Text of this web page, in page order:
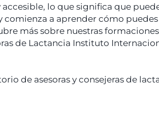
lo que significa que
a aprender cómo puedes
más sobre nuestras
de Lactancia Instituto
de asesoras y consejeras de